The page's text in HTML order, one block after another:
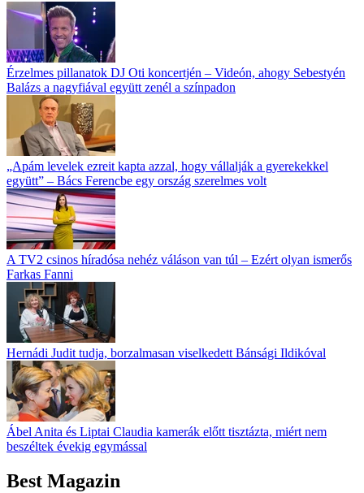
Érzelmes pillanatok DJ Oti koncertjén – Videón, ahogy Sebestyén
Balázs a nagyfiával együtt zenél a színpadon
„Apám levelek ezreit kapta azzal, hogy vállalják a gyerekekkel
együtt” – Bács Ferencbe egy ország szerelmes volt
A TV2 csinos híradósa nehéz váláson van túl – Ezért olyan ismerős
Farkas Fanni
Hernádi Judit tudja, borzalmasan viselkedett Bánsági Ildikóval
Ábel Anita és Liptai Claudia kamerák előtt tisztázta, miért nem
beszéltek évekig egymással
Best Magazin